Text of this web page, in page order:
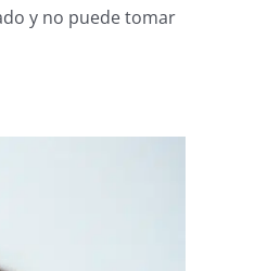
y no puede tomar